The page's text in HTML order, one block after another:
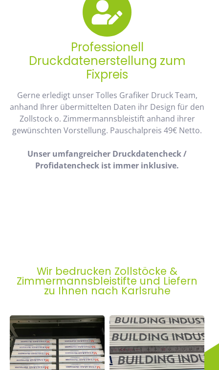
Professionell
Druckdatenerstellung zum
Fixpreis
Gerne erledigt unser Tolles Grafiker Druck Team,
anhand Ihrer übermittelten Daten ihr Design für den
Zollstock o. Zimmermannsbleistift anhand ihrer
gewünschten Vorstellung. Pauschalpreis 49€ Netto.
Unser umfangreicher Druckdatencheck /
Profidatencheck ist immer inklusive.
Wir bedrucken Zollstöcke &
Zimmermannsbleistifte und Liefern
zu Ihnen nach Karlsruhe